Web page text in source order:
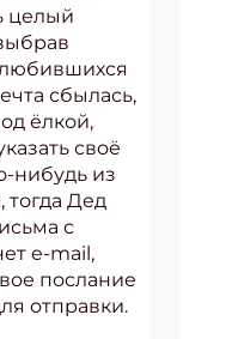
целый
сбылась,
ёлкой,
своё
нибудь из
тогда Дед
с
e-mail,
послание
отправки.